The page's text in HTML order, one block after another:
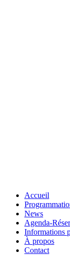
Accueil
News
Agenda-
Informations
À propos
Contact